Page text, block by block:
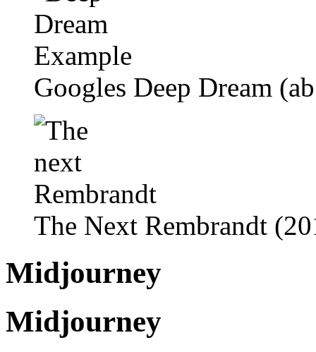
Googles Deep Dream
The Next Rembrandt
Midjourney
Midjourney